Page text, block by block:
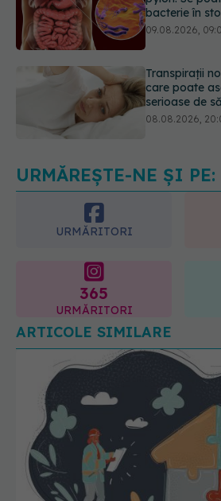
Transpirații
care poate
Cum folosești
rozmarin
URMĂREȘTE-NE ȘI PE:
URMĂRITORI
365
URMĂRITORI
ARTICOLE SIMILARE